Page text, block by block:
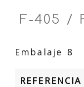
F-405 /
Embalaje 8
REFERENCIA